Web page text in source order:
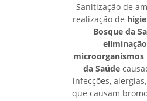
Sanitização de
realização de
Bosque da
microorganismos
da Saúde
infecções,
que causam